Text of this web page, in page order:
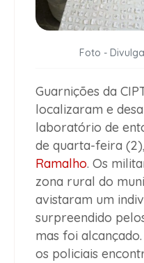
Foto -
Guarnições da
localizaram e
laboratório de
de quarta-feira
Ramalho. Os
zona rural do
avistaram um
surpreendido
mas foi
os policiais